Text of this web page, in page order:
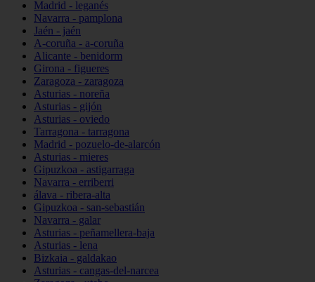
Madrid - leganés
Navarra - pamplona
Jaén - jaén
A-coruña - a-coruña
Alicante - benidorm
Girona - figueres
Zaragoza - zaragoza
Asturias - noreña
Asturias - gijón
Asturias - oviedo
Tarragona - tarragona
Madrid - pozuelo-de-alarcón
Asturias - mieres
Gipuzkoa - astigarraga
Navarra - erriberri
álava - ribera-alta
Gipuzkoa - san-sebastián
Navarra - galar
Asturias - peñamellera-baja
Asturias - lena
Bizkaia - galdakao
Asturias - cangas-del-narcea